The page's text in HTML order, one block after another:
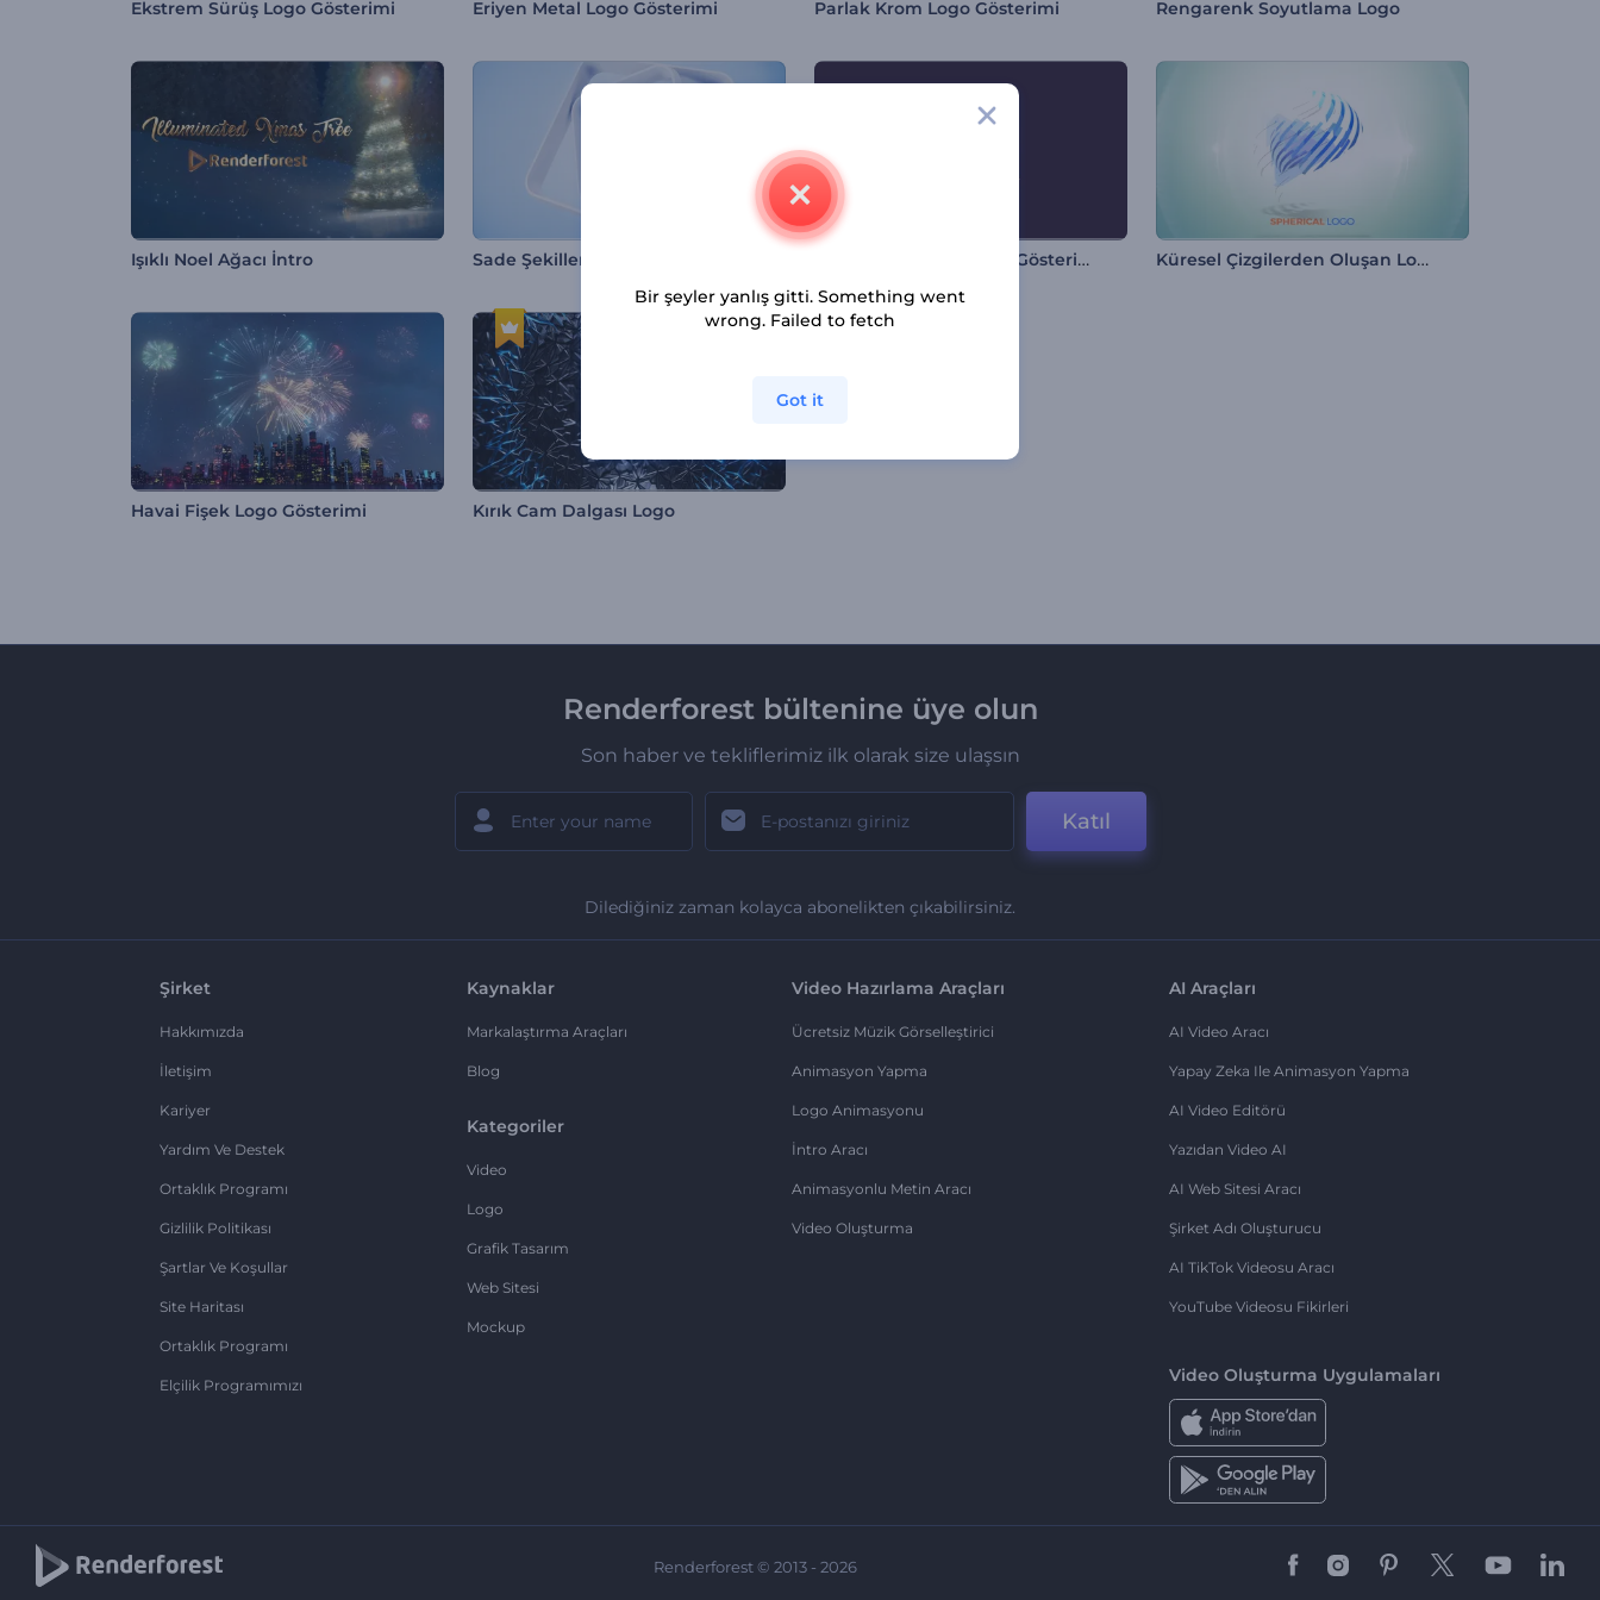
Ekstrem Sürüş Logo Gösterimi Eriyen Metal Logo Gösterimi Parlak Krom Logo Gösterimi Rengarenk Soyutlama Logo
Işıklı Noel Ağacı İntro Sade Şekiller Giriş Videosu Dönüşen Şekiller Logo Gösterimi Küresel Çizgilerden Oluşan Logo
Havai Fişek Logo Gösterimi Kırık Cam Dalgası Logo
Renderforest bültenine üye olun
Son haber ve tekliflerimiz ilk olarak size ulaşsın
Katıl
Dilediğiniz zaman kolayca abonelikten çıkabilirsiniz.
Şirket
Hakkımızda
İletişim
Kariyer
Yardım Ve Destek
Ortaklık Programı
Gizlilik Politikası
Şartlar Ve Koşullar
Site Haritası
Ortaklık Programı
Elçilik Programımızı
Kaynaklar
Markalaştırma Araçları
Blog
Kategoriler
Video
Logo
Grafik Tasarım
Web Sitesi
Mockup
Video Hazırlama Araçları
Ücretsiz Müzik Görselleştirici
Animasyon Yapma
Logo Animasyonu
İntro Aracı
Animasyonlu Metin Aracı
Video Oluşturma
AI Araçları
AI Video Aracı
Yapay Zeka Ile Animasyon Yapma
AI Video Editörü
Yazıdan Video AI
AI Web Sitesi Aracı
Şirket Adı Oluşturucu
AI TikTok Videosu Aracı
YouTube Videosu Fikirleri
Video Oluşturma Uygulamaları
Renderforest © 2013 - 2026
Bir şeyler yanlış gitti. Something went
wrong. Failed to fetch
Got it